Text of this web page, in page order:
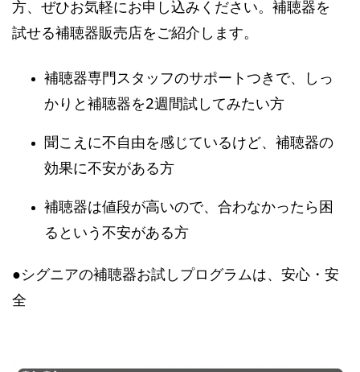
方、ぜひお気軽にお申し込みください。補聴器を
試せる補聴器販売店をご紹介します。
補聴器専門スタッフのサポートつきで、しっ
かりと補聴器を2週間試してみたい方
聞こえに不自由を感じているけど、補聴器の
効果に不安がある方
補聴器は値段が高いので、合わなかったら困
るという不安がある方
●シグニアの補聴器お試しプログラムは、安心・安
全